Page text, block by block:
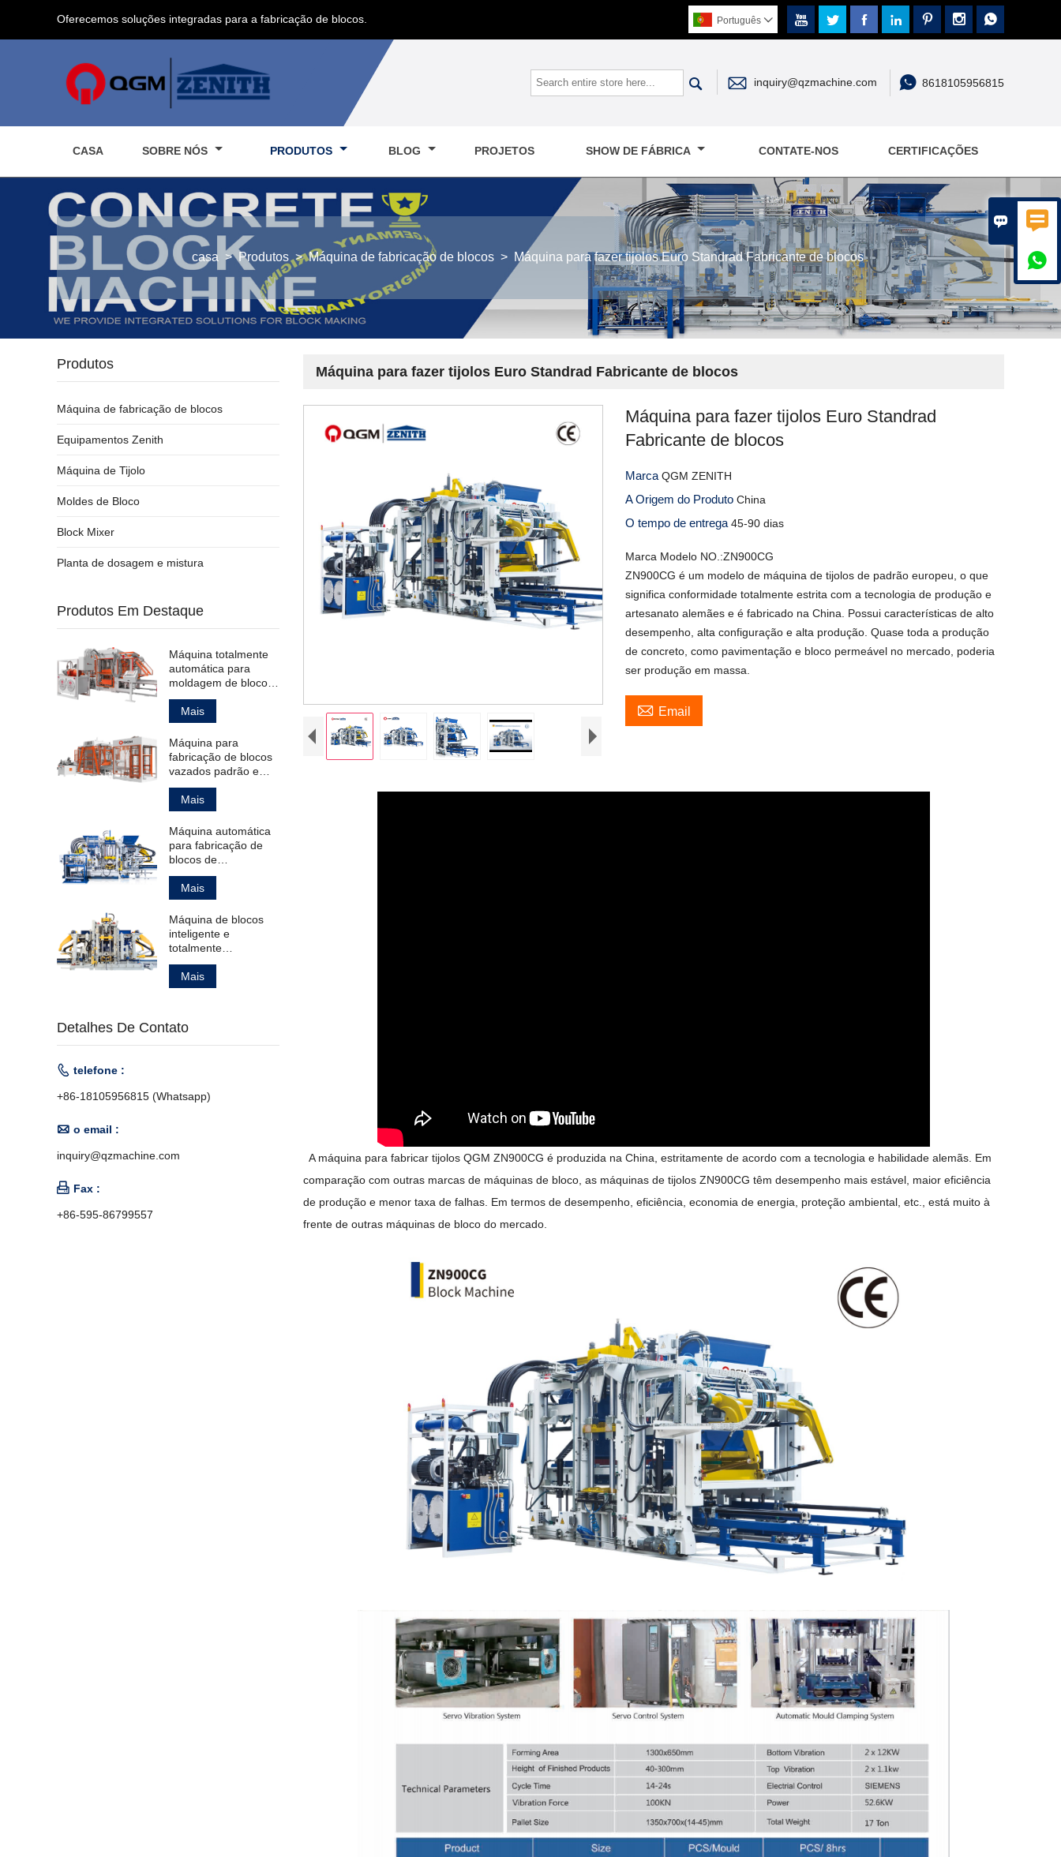
 

Oferecemos soluções integradas para a fabricação de blocos.       
Português 
  inquiry@qzmachine.com  8618105956815
CASA SOBRE NÓS PRODUTOS BLOG PROJETOS SHOW DE FÁBRICA CONTATE-NOS CERTIFICAÇÕES
casa > Produtos > Máquina de fabricação de blocos > Máquina para fazer tijolos Euro Standrad Fabricante de blocos
Máquina para fazer tijolos Euro Standrad Fabricante de blocos
Máquina para fazer tijolos Euro Standrad
Fabricante de blocos
MarcaQGM ZENITH
A Origem do ProdutoChina
O tempo de entrega45-90 dias
Marca Modelo NO.:ZN900CG
ZN900CG é um modelo de máquina de tijolos de padrão europeu, o que
significa conformidade totalmente estrita com a tecnologia de produção e
artesanato alemães e é fabricado na China. Possui características de alto
desempenho, alta configuração e alta produção. Quase toda a produção
de concreto, como pavimentação e bloco permeável no mercado, poderia
ser produção em massa.
 Email
A máquina para fabricar tijolos QGM ZN900CG é produzida na China, estritamente de acordo com a tecnologia e habilidade alemãs. Em
comparação com outras marcas de máquinas de bloco, as máquinas de tijolos ZN900CG têm desempenho mais estável, maior eficiência
de produção e menor taxa de falhas. Em termos de desempenho, eficiência, economia de energia, proteção ambiental, etc., está muito à
frente de outras máquinas de bloco do mercado.
Produtos
Máquina de fabricação de blocos
Equipamentos Zenith
Máquina de Tijolo
Moldes de Bloco
Block Mixer
Planta de dosagem e mistura
Produtos Em Destaque
Máquina totalmente
automática para
moldagem de blocos
de pavimentação
ocos padrão.
Mais
Máquina para
fabricação de blocos
vazados padrão e
para pavimentação.
Mais
Máquina automática
para fabricação de
blocos de
pavimentação ocos e
maciços, além de
meio-fios.
Mais
Máquina de blocos
inteligente e
totalmente
automática para
fabricação de
produtos de concreto.
Mais
Detalhes De Contato
 telefone :
+86-18105956815 (Whatsapp)
 o email :
inquiry@qzmachine.com
 Fax :
+86-595-86799557